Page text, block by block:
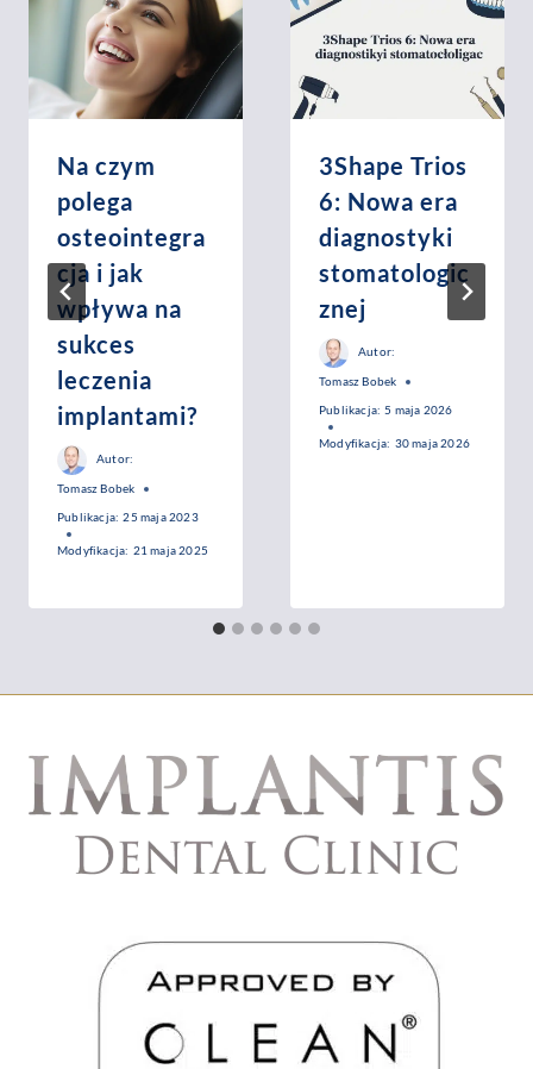
Na czym
polega
osteointegra
cja i jak
wpływa na
sukces
leczenia
implantami?
Autor:
Tomasz Bobek
Publikacja: 25 maja 2023
Modyfikacja: 21 maja 2025
3Shape Trios
6: Nowa era
diagnostyki
stomatologic
znej
Autor:
Tomasz Bobek
Publikacja: 5 maja 2026
Modyfikacja: 30 maja 2026